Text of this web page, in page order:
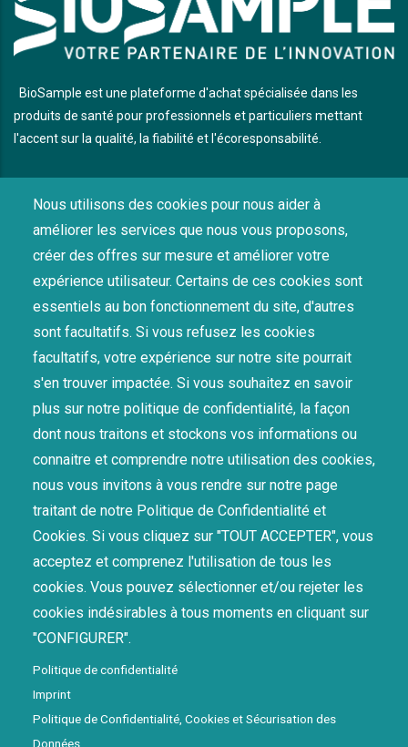
Nous utilisons des cookies pour nous aider à
améliorer les services que nous vous proposons,
créer des offres sur mesure et améliorer votre
expérience utilisateur. Certains de ces cookies sont
essentiels au bon fonctionnement du site, d'autres
sont facultatifs. Si vous refusez les cookies
facultatifs, votre expérience sur notre site pourrait
s'en trouver impactée. Si vous souhaitez en savoir
plus sur notre politique de confidentialité, la façon
dont nous traitons et stockons vos informations ou
connaitre et comprendre notre utilisation des cookies,
nous vous invitons à vous rendre sur notre page
traitant de notre Politique de Confidentialité et
Cookies. Si vous cliquez sur "TOUT ACCEPTER", vous
acceptez et comprenez l'utilisation de tous les
cookies. Vous pouvez sélectionner et/ou rejeter les
cookies indésirables à tous moments en cliquant sur
"CONFIGURER".
Politique de confidentialité
Imprint
Politique de Confidentialité, Cookies et Sécurisation des
Données
BioSample est une plateforme d'achat spécialisée dans les
produits de santé pour professionnels et particuliers mettant
l'accent sur la qualité, la fiabilité et l'écoresponsabilité.
Mentions Légales
Conditions Générales D'Utilisation
Conditions Générales de Vente
Conditions Générales d'Achat
Traitement & Confidentialité des données issues des
Marketplaces
Matériovigilance
NOS CERTIFICATIONS
The subscription service is currently unavailable. Please check